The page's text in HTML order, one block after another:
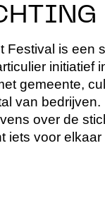
Festival is een
initiatief
gemeente,
van bedrijven.
over de
iets voor